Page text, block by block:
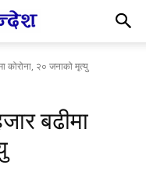
कोरोना, २० जनाको मृत्यु
बढीमा